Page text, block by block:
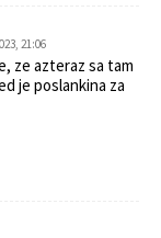
21:06
ze azteraz sa tam
je poslankina za